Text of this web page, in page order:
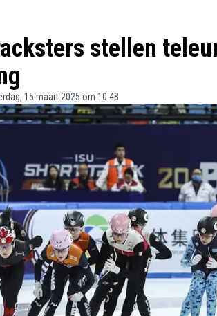
stellen
15 maart 2025 om 10:48